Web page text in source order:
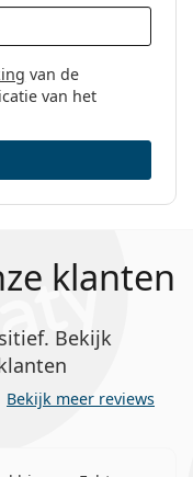
van de
van het
klanten
Bekijk
Bekijk meer reviews